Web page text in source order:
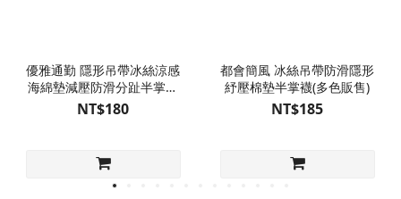
優雅通勤 隱形吊帶冰絲涼感
海綿墊減壓防滑分趾半掌襪
(多色販售)
NT$180
都會簡風 冰絲吊帶防滑隱形
紓壓棉墊半掌襪(多色販售)
NT$185